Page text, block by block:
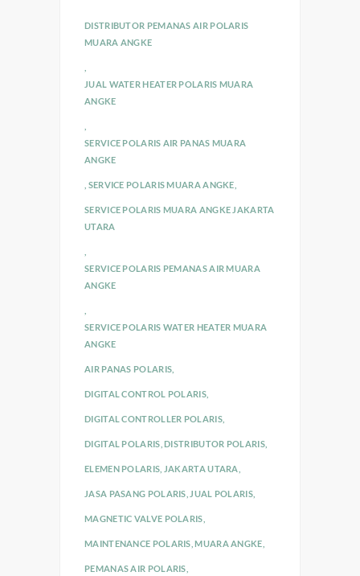
DISTRIBUTOR PEMANAS AIR POLARIS
MUARA ANGKE
JUAL WATER HEATER POLARIS MUARA
ANGKE
SERVICE POLARIS AIR PANAS MUARA
ANGKE
SERVICE POLARIS MUARA ANGKE
SERVICE POLARIS MUARA ANGKE JAKARTA
UTARA
SERVICE POLARIS PEMANAS AIR MUARA
ANGKE
SERVICE POLARIS WATER HEATER MUARA
ANGKE
AIR PANAS POLARIS
DIGITAL CONTROL POLARIS,
DIGITAL CONTROLLER POLARIS,
DIGITAL POLARIS ,DISTRIBUTOR POLARIS,
ELEMEN POLARIS JAKARTA UTARA
JASA PASANG POLARIS JUAL POLARIS,
MAGNETIC VALVE POLARIS
MAINTENANCE POLARIS ,MUARA ANGKE
PEMANAS AIR POLARIS